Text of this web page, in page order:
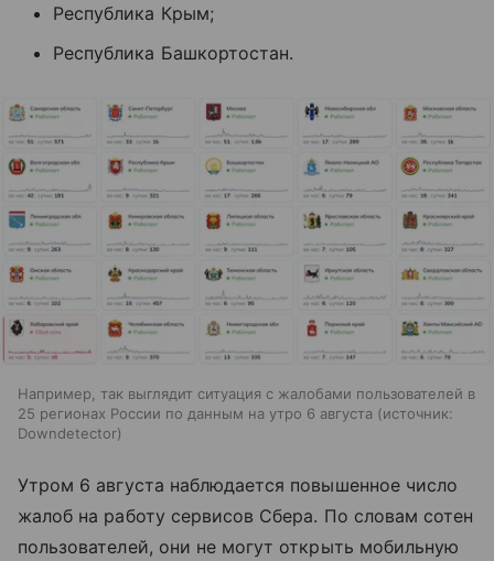
Республика Крым;
Республика Башкортостан.
Например, так выглядит ситуация с жалобами пользователей в
25 регионах России по данным на утро 6 августа
источник:
Downdetector
Утром 6 августа наблюдается повышенное число
жалоб на работу сервисов Сбера. По словам сотен
пользователей, они не могут открыть мобильную